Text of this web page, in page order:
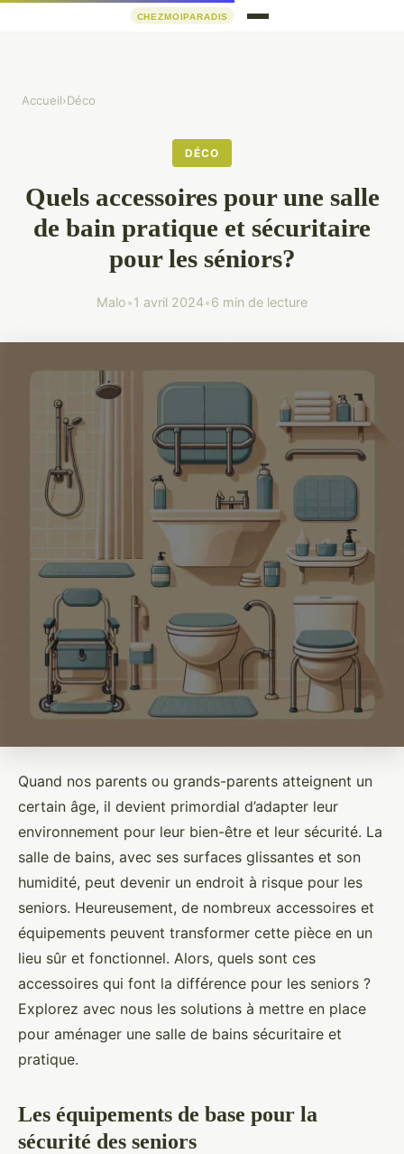
Accueil›Déco
DÉCO
Quels accessoires pour une salle
de bain pratique et sécuritaire
pour les séniors?
Malo•1 avril 2024•6 min de lecture
Quand nos parents ou grands-parents atteignent un
certain âge, il devient primordial d’adapter leur
environnement pour leur bien-être et leur sécurité. La
salle de bains, avec ses surfaces glissantes et son
humidité, peut devenir un endroit à risque pour les
seniors. Heureusement, de nombreux accessoires et
équipements peuvent transformer cette pièce en un
lieu sûr et fonctionnel. Alors, quels sont ces
accessoires qui font la différence pour les seniors ?
Explorez avec nous les solutions à mettre en place
pour aménager une salle de bains sécuritaire et
pratique.
Les équipements de base pour la
sécurité des seniors